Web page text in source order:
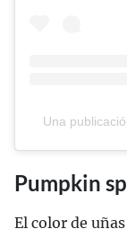
Una
Pumpkin
El color de